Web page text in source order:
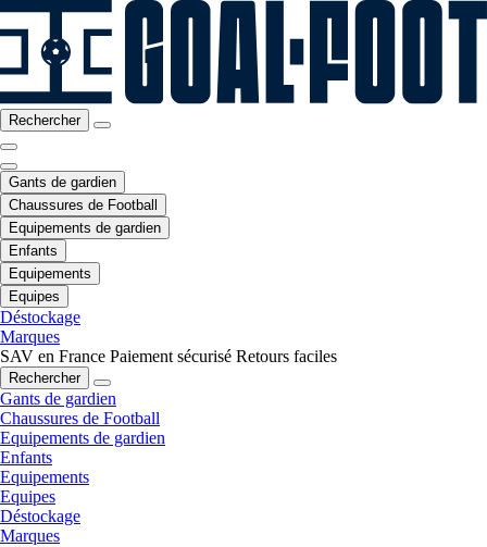
Rechercher
Gants de gardien
Chaussures de Football
Equipements de gardien
Enfants
Equipements
Equipes
Déstockage
Marques
SAV en France Paiement sécurisé Retours faciles
Rechercher
Gants de gardien
Chaussures de Football
Equipements de gardien
Enfants
Equipements
Equipes
Déstockage
Marques